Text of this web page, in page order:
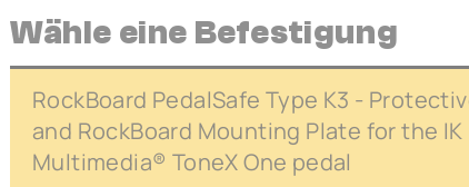
Wähle eine Befestigung
RockBoard PedalSafe Type K3 -
and RockBoard Mounting Plate for the IK
Multimedia® ToneX One pedal